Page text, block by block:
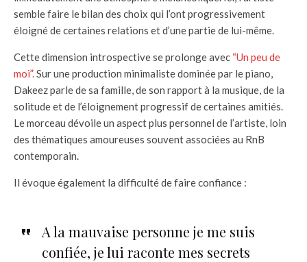
semble faire le bilan des choix qui l’ont progressivement
éloigné de certaines relations et d’une partie de lui-même.
Cette dimension introspective se prolonge avec “Un peu de
moi”.Sur une production minimaliste dominée par le piano,
Dakeez parle de sa famille, de son rapport à la musique, de la
solitude et de l’éloignement progressif de certaines amitiés.
Le morceau dévoile un aspect plus personnel de l’artiste, loin
des thématiques amoureuses souvent associées au RnB
contemporain.
Il évoque également la difficulté de faire confiance :
A la mauvaise personne je me suis
confiée, je lui raconte mes secrets